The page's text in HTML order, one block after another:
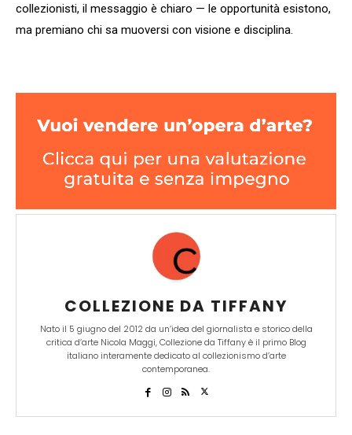
collezionisti, il messaggio è chiaro — le opportunità esistono,
ma premiano chi sa muoversi con visione e disciplina.
COLLEZIONE DA TIFFANY
Nato il 5 giugno del 2012 da un’idea del giornalista e storico della
critica d’arte Nicola Maggi, Collezione da Tiffany è il primo Blog
italiano interamente dedicato al collezionismo d’arte
contemporanea.